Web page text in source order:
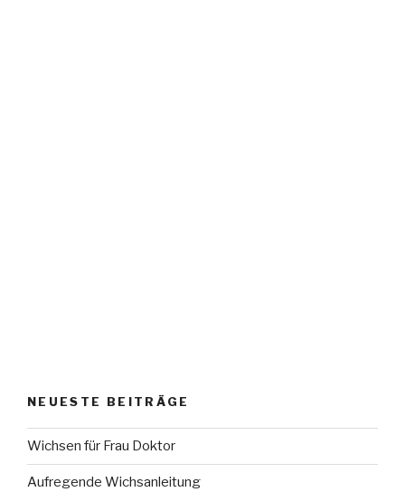
NEUESTE BEITRÄGE
Wichsen für Frau Doktor
Aufregende Wichsanleitung